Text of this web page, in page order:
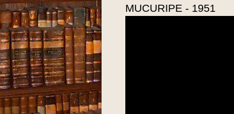
MUCURIPE - 1951